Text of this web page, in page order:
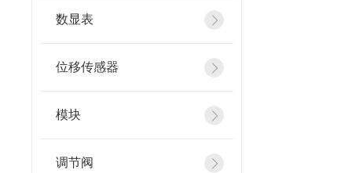
数显表
位移传感器
模块
调节阀